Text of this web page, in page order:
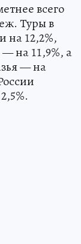
всего
Туры в
на 12,2%,
на 11,9%, а
— на